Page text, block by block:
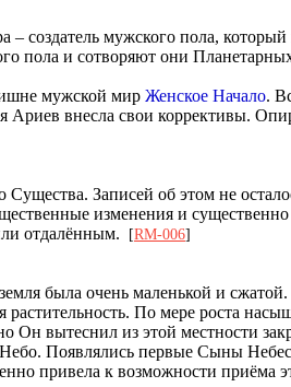
создатель мужского пола,
пола и сотворяют они
мужской мир Женское Начало.
Ариев внесла свои коррективы.
Записей об этом не
изменения и
отдалённым.
[RM-006]
была очень маленькой и
По мере роста
вытеснил из этой местности
Появлялись первые Сыны
привела к возможности приёма